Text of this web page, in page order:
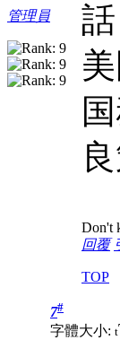
管理員
Don't
回覆
TOP
7#
字體大小: t